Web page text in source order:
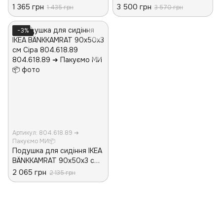
Темно-сірий
1 365 грн 1 435 грн
Зелений
3 500 грн 3 570 грн
−3%
Артикул: 804.618.89 ➜
Пакуємо МИ📦
Подушка для сидіння IKEA
BÄNKKAMRAT 90x50x3 см
Сіра 804.618.89
2 065 грн 2 135 грн